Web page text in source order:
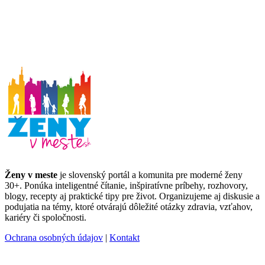
Ženy v meste je slovenský portál a komunita pre moderné ženy
30+. Ponúka inteligentné čítanie, inšpiratívne príbehy, rozhovory,
blogy, recepty aj praktické tipy pre život. Organizujeme aj diskusie a
podujatia na témy, ktoré otvárajú dôležité otázky zdravia, vzťahov,
kariéry či spoločnosti.
Ochrana osobných údajov | Kontakt